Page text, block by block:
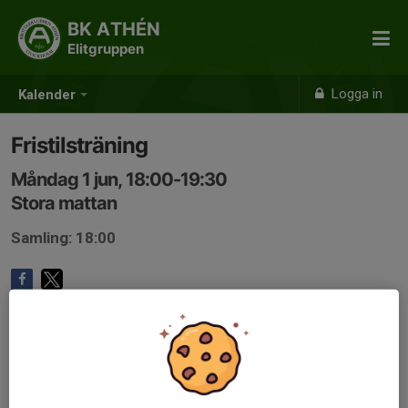
Kalender Logga in
BK ATHÉN
Elitgruppen
Fristilsträning
Måndag 1 jun, 18:00-19:30
Stora mattan
Samling: 18:00